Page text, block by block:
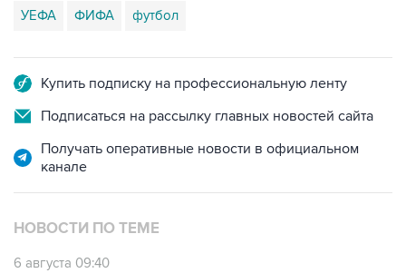
УЕФА ФИФА футбол
Купить подписку на профессиональную ленту
Подписаться на рассылку главных новостей сайта
Получать оперативные новости в официальном
канале
НОВОСТИ ПО ТЕМЕ
6 августа 09:40